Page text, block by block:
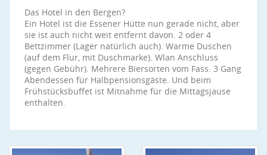
Das Hotel in den Bergen?
Ein Hotel ist die Essener Hütte nun gerade nicht, aber
sie ist auch nicht weit entfernt davon. 2 oder 4
Bettzimmer (Lager natürlich auch). Warme Duschen
(auf dem Flur, mit Duschmarke). Wlan Anschluss
(gegen Gebühr). Mehrere Biersorten vom Fass. 3 Gang
Abendessen für Halbpensionsgäste. Und beim
Frühstücksbuffet ist Mitnahme für die Mittagsjause
enthalten.